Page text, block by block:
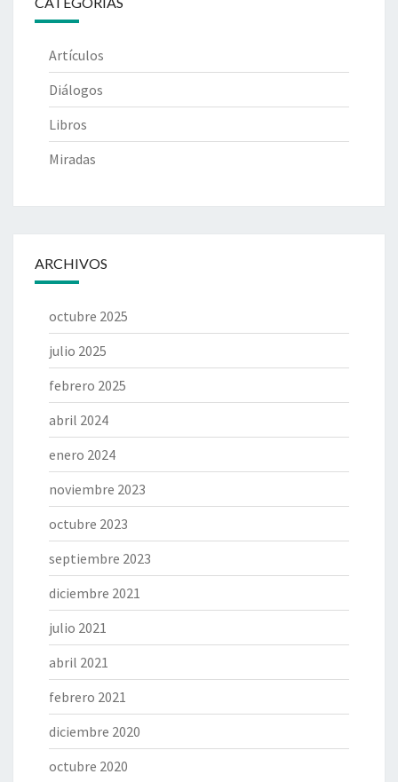
Artículos
Diálogos
Libros
Miradas
ARCHIVOS
octubre 2025
julio 2025
febrero 2025
abril 2024
enero 2024
noviembre 2023
octubre 2023
septiembre 2023
diciembre 2021
julio 2021
abril 2021
febrero 2021
diciembre 2020
octubre 2020